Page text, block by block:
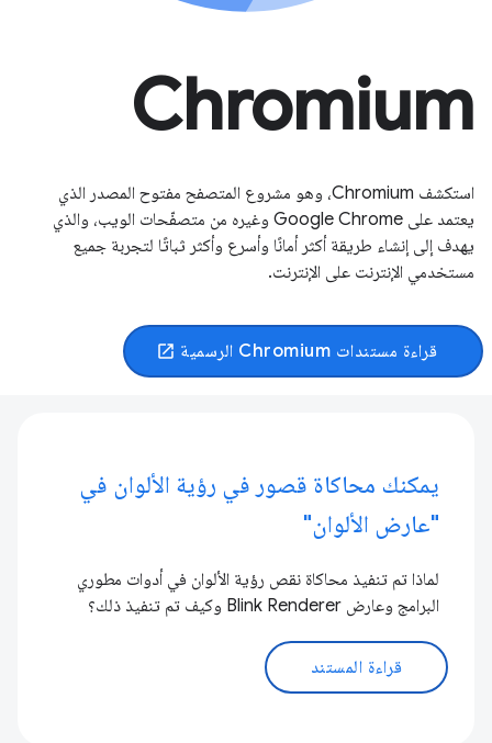
Chromium
استكشف Chromium، وهو مشروع المتصفح مفتوح المصدر الذي
يعتمد على Google Chrome وغيره من متصفّحات الويب، والذي
يهدف إلى إنشاء طريقة أكثر أمانًا وأسرع وأكثر ثباتًا لتجربة جميع
مستخدمي الإنترنت على الإنترنت.
قراءة مستندات Chromium الرسمية open_in_new
يمكنك محاكاة قصور في رؤية الألوان في
"عارض الألوان"
لماذا تم تنفيذ محاكاة نقص رؤية الألوان في أدوات مطوري
البرامج وعارض Blink Renderer وكيف تم تنفيذ ذلك؟
قراءة المستند